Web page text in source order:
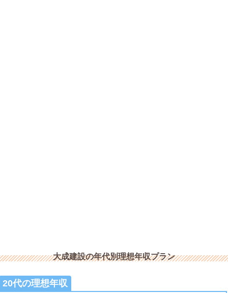
大成建設の年代別理想年収プラン
20代の理想年収